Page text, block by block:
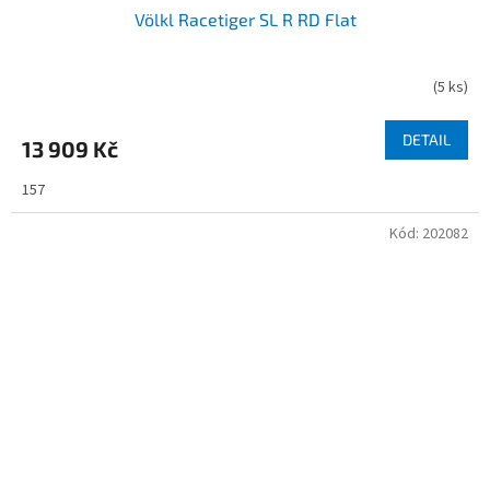
Völkl Racetiger SL R RD Flat
(5 ks)
13 909 Kč DETAIL
157
Kód: 202082